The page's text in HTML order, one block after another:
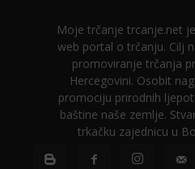
Moje trčanje trcanje.net
web portal o trčanju. Cilj
promoviranje trčanja
Hercegovini. Osobit
promociju prirodnih
baštine naše zemlje.
trkačku zajednicu u